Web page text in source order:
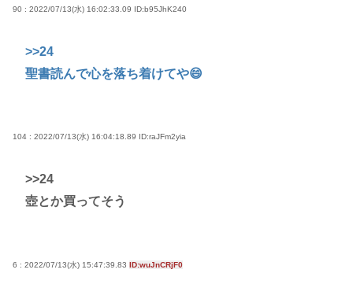
90 : 2022/07/13(水) 16:02:33.09 ID:b95JhK240
>>24
聖書読んで心を落ち着けてや😄
104 : 2022/07/13(水) 16:04:18.89 ID:raJFm2yia
>>24
壺とか買ってそう
6 : 2022/07/13(水) 15:47:39.83 ID:wuJnCRjF0